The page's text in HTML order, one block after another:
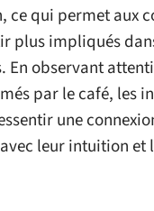
ce qui permet aux
plus impliqués
En observant
par le café, les
une
leur intuition et